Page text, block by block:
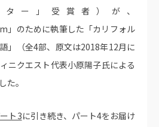
ー」受賞者）が、
」のために執筆した「カリフォル
」（全4部、原文は2018年12月に
ニクエスト代表小原陽子氏による
た。
ト3に引き続き、パート4をお届け